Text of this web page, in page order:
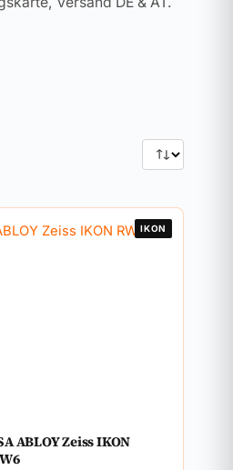
IKON
ABLOY Zeiss IKON